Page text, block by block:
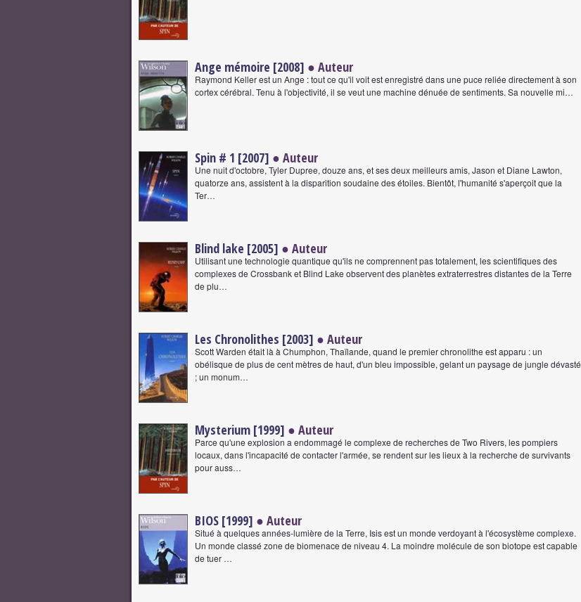
Ange mémoire [2008] ● Auteur
Raymond Keller est un Ange : tout ce qu'il voit est enregistré dans une puce reliée directement à son
cortex cérébral. Tenu à l'objectivité, il se veut une machine dénuée de sentiments. Sa nouvelle mi…
Spin # 1 [2007] ● Auteur
Une nuit d'octobre, Tyler Dupree, douze ans, et ses deux meilleurs amis, Jason et Diane Lawton,
quatorze ans, assistent à la disparition soudaine des étoiles. Bientôt, l'humanité s'aperçoit que la
Ter…
Blind lake [2005] ● Auteur
Utilisant une technologie quantique qu'ils ne comprennent pas totalement, les scientifiques des
complexes de Crossbank et Blind Lake observent des planètes extraterrestres distantes de la Terre
de plu…
Les Chronolithes [2003] ● Auteur
Scott Warden était là à Chumphon, Thaïlande, quand le premier chronolithe est apparu : un
obélisque de plus de cent mètres de haut, d'un bleu impossible, gelant un paysage de jungle dévasté
; un monum…
Mysterium [1999] ● Auteur
Parce qu'une explosion a endommagé le complexe de recherches de Two Rivers, les pompiers
locaux, dans l'incapacité de contacter l'armée, se rendent sur les lieux à la recherche de survivants
pour auss…
BIOS [1999] ● Auteur
Situé à quelques années-lumière de la Terre, Isis est un monde verdoyant à l'écosystème complexe.
Un monde classé zone de biomenace de niveau 4. La moindre molécule de son biotope est capable
de tuer …